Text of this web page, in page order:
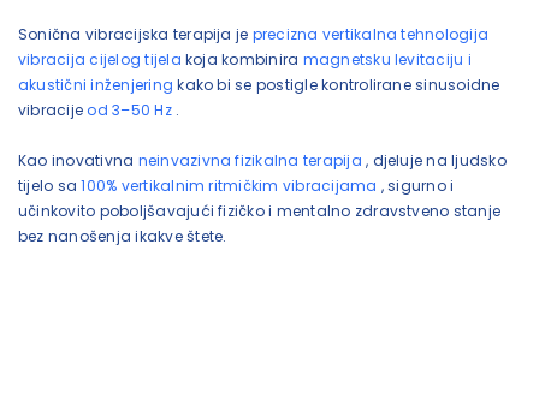
Sonična vibracijska terapija je precizna vertikalna tehnologija
vibracija cijelog tijela koja kombinira magnetsku levitaciju i
akustični inženjering kako bi se postigle kontrolirane sinusoidne
vibracijeod 3–50 Hz.
Kao inovativna neinvazivna fizikalna terapija , djeluje na ljudsko
tijelo sa100% vertikalnim ritmičkim vibracijama , sigurno i
učinkovito poboljšavajući fizičko i mentalno zdravstveno stanje
bez nanošenja ikakve štete.